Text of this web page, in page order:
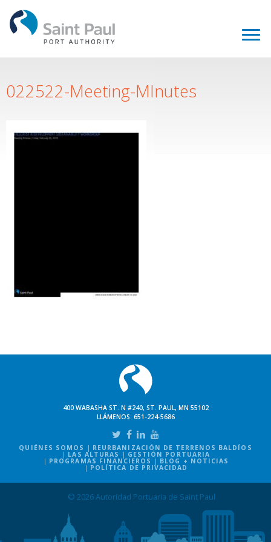
022522-Meeting-MInutes
400 WABASHA ST. N #240, ST. PAUL, MN 55102
LLÁMENOS: 651-224-5686
QUIÉNES SOMOS REURBANIZACIÓN DE TERRENOS BALDÍOS
LAS ALTURAS GESTIÓN PORTUARIA
PROGRAMAS FINANCIEROS BLOG + NOTICIAS
POLÍTICA DE PRIVACIDAD
© 2026 Autoridad Portuaria de Saint Paul